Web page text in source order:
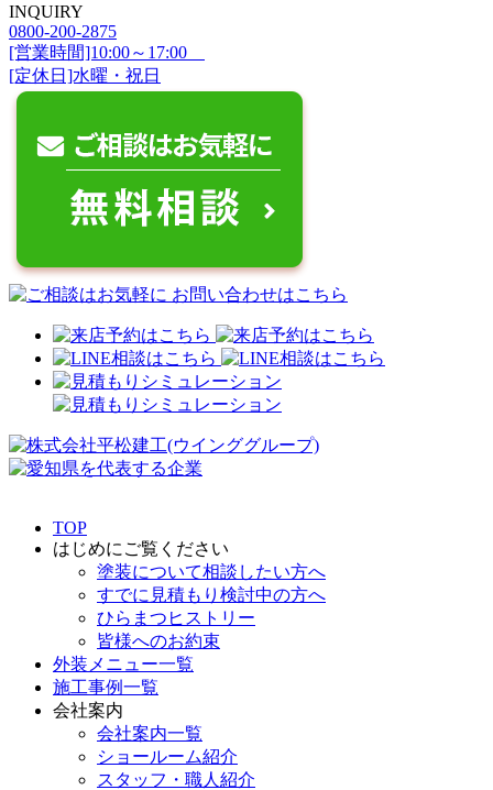
INQUIRY
0800-200-2875
[営業時間]10:00～17:00
[定休日]水曜・祝日
TOP
はじめにご覧ください
塗装について相談したい方へ
すでに見積もり検討中の方へ
ひらまつヒストリー
皆様へのお約束
外装メニュー一覧
施工事例一覧
会社案内
会社案内一覧
ショールーム紹介
スタッフ・職人紹介